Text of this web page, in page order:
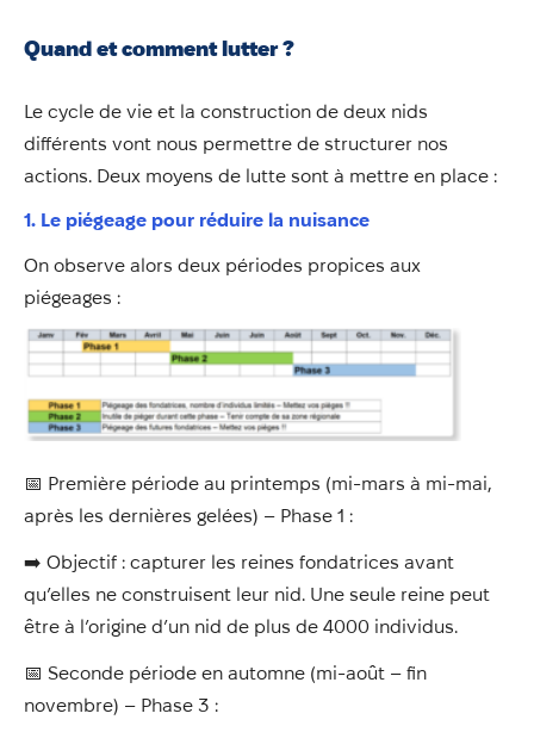
Quand et comment lutter ?
Le cycle de vie et la construction de deux nids
différents vont nous permettre de structurer nos
actions. Deux moyens de lutte sont à mettre en place :
1. Le piégeage pour réduire la nuisance
On observe alors deux périodes propices aux
piégeages :
📅 Première période au printemps (mi-mars à mi-mai,
après les dernières gelées) – Phase 1 :
➡️ Objectif : capturer les reines fondatrices avant
qu’elles ne construisent leur nid. Une seule reine peut
être à l’origine d’un nid de plus de 4000 individus.
📅 Seconde période en automne (mi-août – fin
novembre) – Phase 3 :